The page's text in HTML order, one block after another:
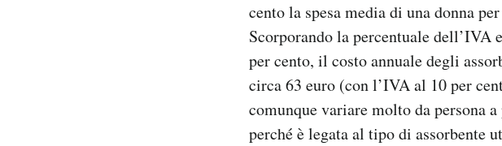
cento la spesa media di una donna
Scorporando la percentuale
per cento, il costo annuale degli
circa 63 euro (con l’IVA al 10 per
comunque variare molto da persona
perché è legata al tipo di assorbente